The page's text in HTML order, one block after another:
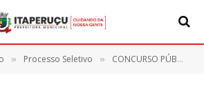
» Processo Seletivo » CONCURSO PÚBLICO Nº 001/2023